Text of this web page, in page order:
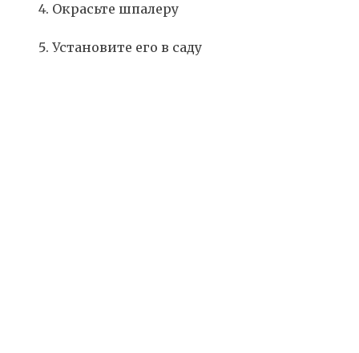
Окрасьте шпалеру
Установите его в саду